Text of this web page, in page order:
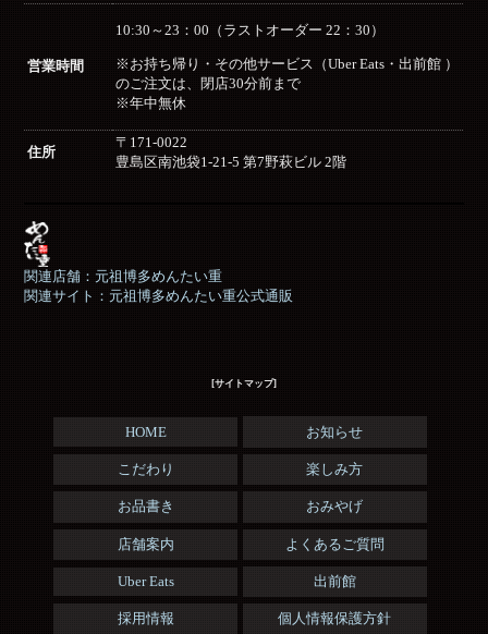
営業時間
10:30～23：00（ラストオーダー 22：30）
※お持ち帰り・その他サービス（Uber Eats・出前館 ）
のご注文は、閉店30分前まで
※年中無休
住所
〒171-0022
豊島区南池袋1-21-5 第7野萩ビル 2階
関連店舗：元祖博多めんたい重
関連サイト：元祖博多めんたい重公式通販
[サイトマップ]
HOME お知らせ
こだわり 楽しみ方
お品書き おみやげ
店舗案内 よくあるご質問
Uber Eats 出前館
採用情報 個人情報保護方針